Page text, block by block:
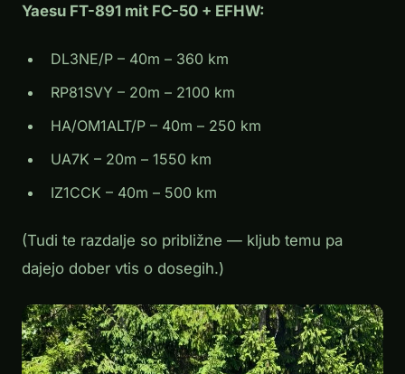
Yaesu FT-891 mit FC-50 + EFHW:
DL3NE/P – 40m – 360 km
RP81SVY – 20m – 2100 km
HA/OM1ALT/P – 40m – 250 km
UA7K – 20m – 1550 km
IZ1CCK – 40m – 500 km
(Tudi te razdalje so približne — kljub temu pa
dajejo dober vtis o dosegih.)